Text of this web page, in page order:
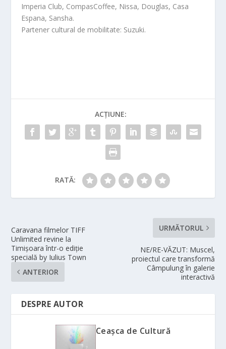
Imperia Club, CompasCoffee, Nissa, Douglas, Casa
Espana, Sansha.
Partener cultural de mobilitate: Suzuki.
ACȚIUNE:
RATĂ:
Caravana filmelor TIFF
Unlimited revine la
Timișoara într-o ediție
specială by Iulius Town
ANTERIOR
URMĂTORUL
NE/RE-VĂZUT: Muscel,
proiectul care transformă
Câmpulung în galerie
interactivă
DESPRE AUTOR
Ceașca de Cultură